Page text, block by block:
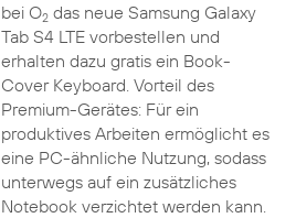
bei O2das neue Samsung Galaxy
Tab S4 LTE vorbestellen und
erhalten dazu gratis ein Book-
Cover Keyboard. Vorteil des
Premium-Gerätes: Für ein
produktives Arbeiten ermöglicht es
eine PC-ähnliche Nutzung, sodass
unterwegs auf ein zusätzliches
Notebook verzichtet werden kann.